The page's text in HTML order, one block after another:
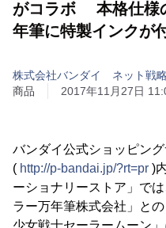
がコラボ 本格仕様
年筆に特製インクが
株式会社バンダイ ネット戦
商品
2017年11月27日
バンダイ公式ショッピン
( http://p-bandai.jp/?rt=pr )
ーショナリーストア」で
ラー万年筆株式会社」と
少女戦士セーラームーン